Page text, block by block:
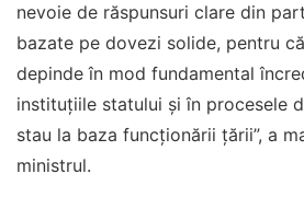
nevoie de răspunsuri clare din
bazate pe dovezi solide, pentru
depinde în mod fundamental
instituțiile statului și în procesele
stau la baza funcționării țării”, a
ministrul.